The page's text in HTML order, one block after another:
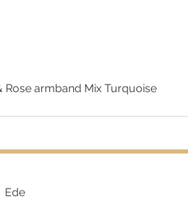
Rose armband Mix Turquoise
Ede